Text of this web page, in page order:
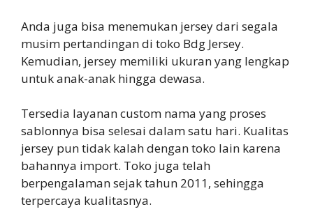
Anda juga bisa menemukan jersey dari segala
musim pertandingan di toko Bdg Jersey.
Kemudian, jersey memiliki ukuran yang lengkap
untuk anak-anak hingga dewasa.
Tersedia layanan custom nama yang proses
sablonnya bisa selesai dalam satu hari. Kualitas
jersey pun tidak kalah dengan toko lain karena
bahannya import. Toko juga telah
berpengalaman sejak tahun 2011, sehingga
terpercaya kualitasnya.